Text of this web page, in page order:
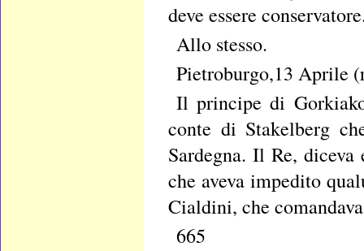
deve essere
Allo stesso.
Pietroburgo,13 Aprile
Il principe di
conte di Stakelberg
Sardegna. Il Re,
che aveva impedito
Cialdini, che
665